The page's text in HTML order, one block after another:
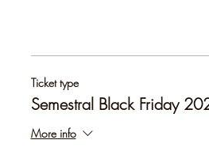
Ticket type
Semestral Black Friday
More info